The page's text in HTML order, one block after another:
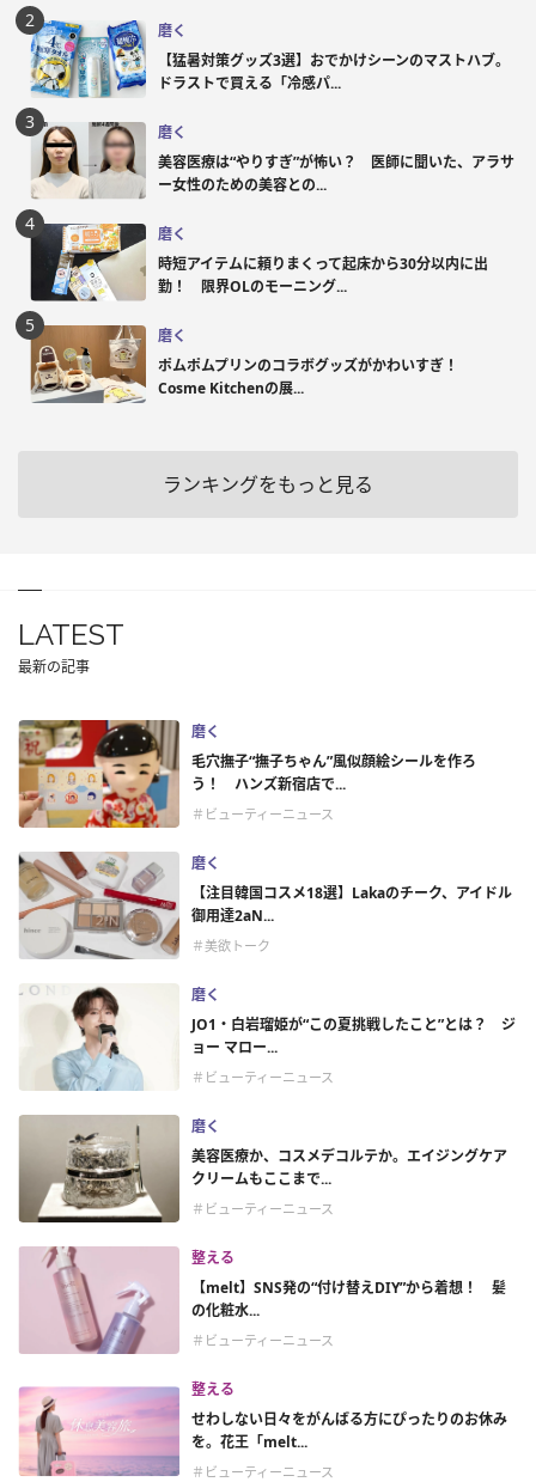
磨く
【猛暑対策グッズ3選】おでかけシーンのマストハブ。
ドラストで買える「冷感パ...
磨く
美容医療は“やりすぎ”が怖い？ 医師に聞いた、アラサ
ー女性のための美容との...
磨く
時短アイテムに頼りまくって起床から30分以内に出
勤！ 限界OLのモーニング...
磨く
ポムポムプリンのコラボグッズがかわいすぎ！
Cosme Kitchenの展...
ランキングをもっと見る
LATEST
最新の記事
磨く
毛穴撫子“撫子ちゃん”風似顔絵シールを作ろ
う！ ハンズ新宿店で...
＃ビューティーニュース
磨く
【注目韓国コスメ18選】Lakaのチーク、アイドル
御用達2aN...
＃美欲トーク
磨く
JO1・白岩瑠姫が“この夏挑戦したこと”とは？ ジ
ョー マロー...
＃ビューティーニュース
磨く
美容医療か、コスメデコルテか。エイジングケア
クリームもここまで...
＃ビューティーニュース
整える
【melt】SNS発の“付け替えDIY”から着想！ 髪
の化粧水...
＃ビューティーニュース
整える
せわしない日々をがんばる方にぴったりのお休み
を。花王「melt...
＃ビューティーニュース